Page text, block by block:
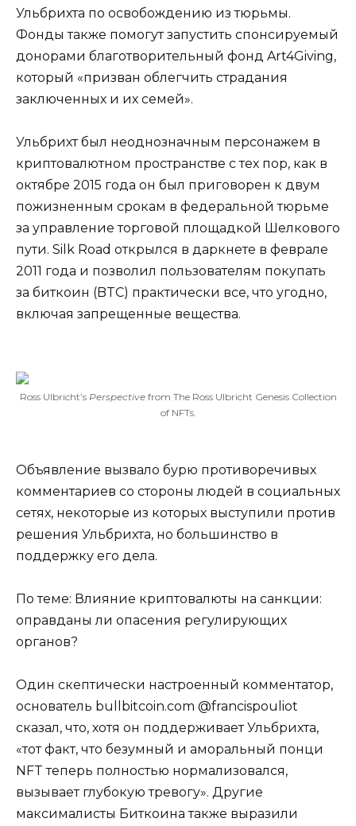
Ульбрихта по освобождению из тюрьмы.
Фонды также помогут запустить спонсируемый
донорами благотворительный фонд Art4Giving,
который «призван облегчить страдания
заключенных и их семей».
Ульбрихт был неоднозначным персонажем в
криптовалютном пространстве с тех пор, как в
октябре 2015 года он был приговорен к двум
пожизненным срокам в федеральной тюрьме
за управление торговой площадкой Шелкового
пути. Silk Road открылся в даркнете в феврале
2011 года и позволил пользователям покупать
за биткоин (BTC) практически все, что угодно,
включая запрещенные вещества.
Ross Ulbricht’s Perspectivefrom The Ross Ulbricht Genesis Collection
of NFTs.
Объявление вызвало бурю противоречивых
комментариев со стороны людей в социальных
сетях, некоторые из которых выступили против
решения Ульбрихта, но большинство в
поддержку его дела.
По теме: Влияние криптовалюты на санкции:
оправданы ли опасения регулирующих
органов?
Один скептически настроенный комментатор,
основатель bullbitcoin.com @francispouliot
сказал, что, хотя он поддерживает Ульбрихта,
«тот факт, что безумный и аморальный понци
NFT теперь полностью нормализовался,
вызывает глубокую тревогу». Другие
максималисты Биткоина также выразили